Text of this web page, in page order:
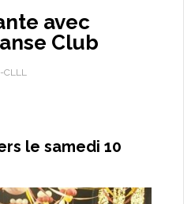
avec
Club
CLLL
le samedi 10